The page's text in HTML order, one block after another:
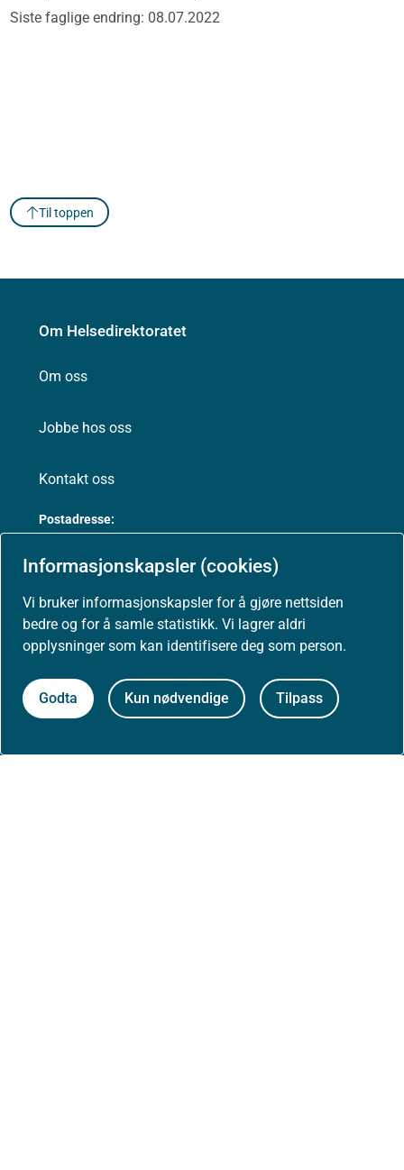
Informasjonskapsler (cookies)
Vi bruker informasjonskapsler for å gjøre nettsiden
bedre og for å samle statistikk. Vi lagrer aldri
opplysninger som kan identifisere deg som person.
Godta Kun nødvendige Tilpass
Siste faglige endring: 08.07.2022
Til toppen
Om Helsedirektoratet
Om oss
Jobbe hos oss
Kontakt oss
Postadresse:
Postboks 220, Skøyen
Aktuelt